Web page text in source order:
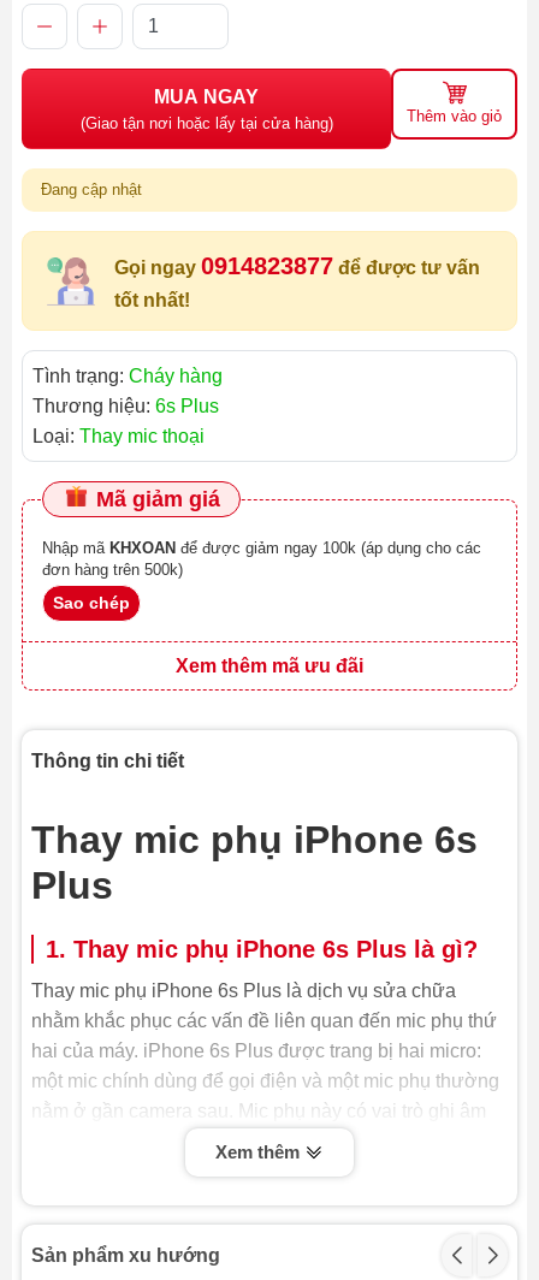
MUA NGAY
(Giao tận nơi hoặc lấy tại cửa hàng) Thêm vào giỏ
Đang cập nhật
Gọi ngay 0914823877 để được tư vấn
tốt nhất!
Tình trạng: Cháy hàng
Thương hiệu: 6s Plus
Loại: Thay mic thoại
Mã giảm giá
Nhập mã KHXOAN
đơn hàng trên 500k)
Sao chép
Xem thêm mã ưu đãi
Thông tin chi tiết
Thay mic phụ iPhone 6s
Plus
1. Thay mic phụ iPhone 6s Plus là gì?
Thay mic phụ iPhone 6s Plus là dịch vụ sửa chữa
nhằm khắc phục các vấn đề liên quan đến mic phụ thứ
hai của máy. iPhone 6s Plus được trang bị hai micro:
một mic chính dùng để gọi điện và một mic phụ thường
nằm ở gần camera sau. Mic phụ này có vai trò ghi âm
khi quay video, lọc nhiễu, giảm tiếng ồn xung quanh và
hỗ trợ khi bạn bật loa ngoài lúc gọi điện. Khi mic phụ bị
hỏng, các chức năng này sẽ bị ảnh hưởng, gây khó
chịu cho người dùng.
Xem thêm
Sản phẩm xu hướng